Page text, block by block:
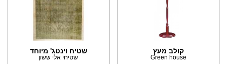
קולב מעץ
Green house
שטיח וינטג' מיוחד
שטיחי אלי ששון